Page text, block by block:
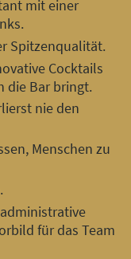
mit einer
Spitzenqualität.
Cocktails
die Bar bringt.
nie den
Menschen zu
für das Team